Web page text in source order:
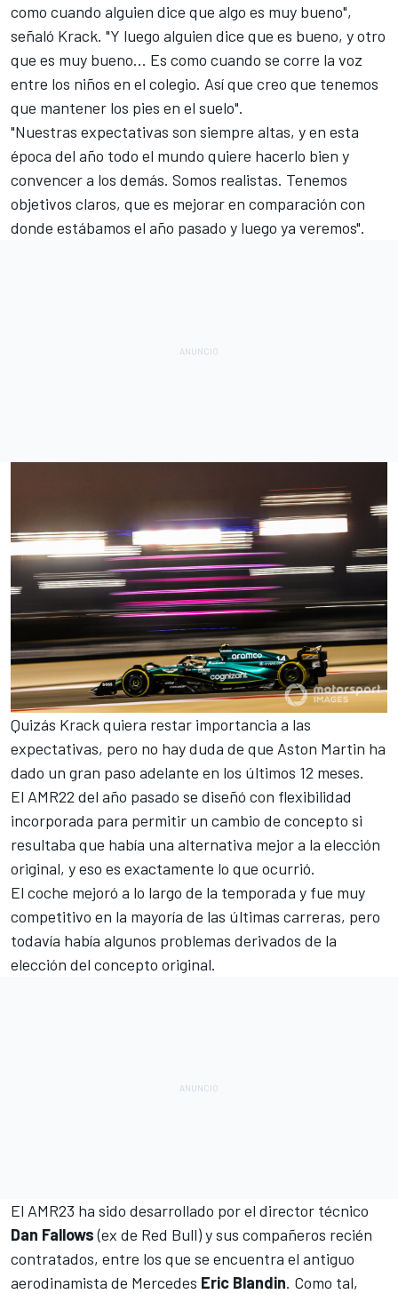
como cuando alguien dice que algo es muy bueno",
señaló Krack. "Y luego alguien dice que es bueno, y otro
que es muy bueno... Es como cuando se corre la voz
entre los niños en el colegio. Así que creo que tenemos
que mantener los pies en el suelo".
"Nuestras expectativas son siempre altas, y en esta
época del año todo el mundo quiere hacerlo bien y
convencer a los demás. Somos realistas. Tenemos
objetivos claros, que es mejorar en comparación con
donde estábamos el año pasado y luego ya veremos".
Quizás Krack quiera restar importancia a las
expectativas, pero no hay duda de que Aston Martin ha
dado un gran paso adelante en los últimos 12 meses.
El AMR22 del año pasado se diseñó con flexibilidad
incorporada para permitir un cambio de concepto si
resultaba que había una alternativa mejor a la elección
original, y eso es exactamente lo que ocurrió.
El coche mejoró a lo largo de la temporada y fue muy
competitivo en la mayoría de las últimas carreras, pero
todavía había algunos problemas derivados de la
elección del concepto original.
El AMR23 ha sido desarrollado por el director técnico
Dan Fallows(ex de Red Bull) y sus compañeros recién
contratados, entre los que se encuentra el antiguo
aerodinamista de Mercedes Eric Blandin. Como tal,